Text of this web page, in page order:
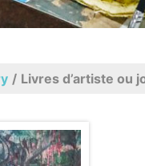
/ Livres d’artiste ou